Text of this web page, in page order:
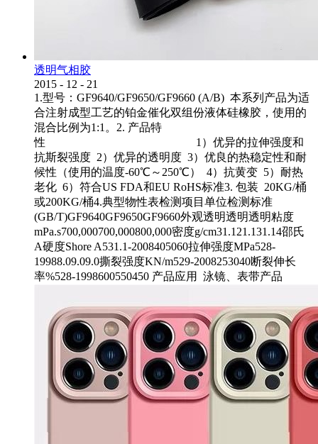
透明气相胶
2015 - 12 - 21
1.型号：GF9640/GF9650/GF9660 (A/B) 本系列产品为适
合注射成型工艺的铂金催化双组份液体硅橡胶，使用的
混合比例为1:1。2. 产品特
性 1）优异的拉伸强度和
抗斯裂强度 2）优异的透明度 3）优良的热稳定性和耐
候性（使用的温度-60℃～250℃） 4）抗黄变 5）耐热
老化 6）符合US FDA和EU RoHS标准3. 包装 20KG/桶
或200KG/桶4.典型物性表检测项目单位检测标准
(GB/T)GF9640GF9650GF9660外观透明透明透明粘度
mPa.s700,000700,000800,000密度g/cm31.121.131.14邵氏
A硬度Shore A531.1-2008405060拉伸强度MPa528-
19988.09.09.0撕裂强度KN/m529-2008253040断裂伸长
率%528-1998600550450 产品应用 泳镜、表带产品